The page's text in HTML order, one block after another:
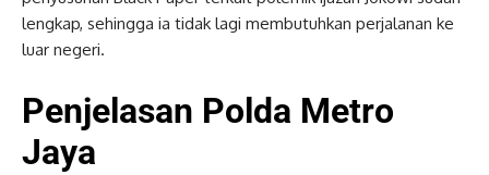
lengkap, sehingga ia tidak lagi membutuhkan perjalanan ke
luar negeri.
Penjelasan Polda Metro
Jaya